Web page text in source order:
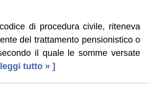
di procedura civile, riteneva
del trattamento pensionistico o
il quale le somme versate
tutto » ]